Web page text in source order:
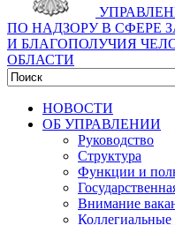
ПО НАДЗОРУ В СФЕРЕ
И БЛАГОПОЛУЧИЯ
ОБЛАСТИ
НОВОСТИ
ОБ УПРАВЛЕНИИ
Руководство
Структура
Функции и
Внимание